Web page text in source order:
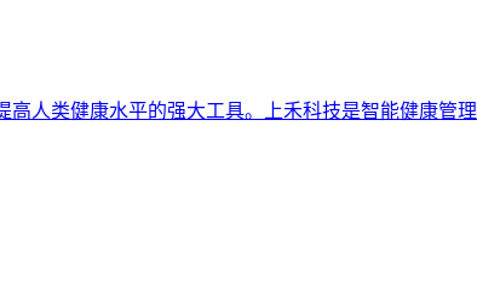
人类健康水平的强大工具。上禾科技是智能健康管